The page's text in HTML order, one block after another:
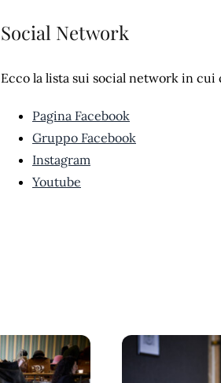
Social Network
Ecco la lista sui social network in
Pagina Facebook
Gruppo Facebook
Instagram
Youtube